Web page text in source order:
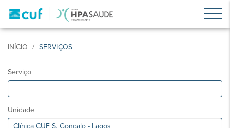
INÍCIO SERVIÇOS
Serviço
Unidade